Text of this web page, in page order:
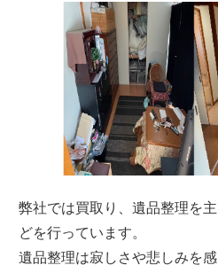
弊社では買取り、遺品整理を
どを行っています。
遺品整理は寂しさや悲しみを